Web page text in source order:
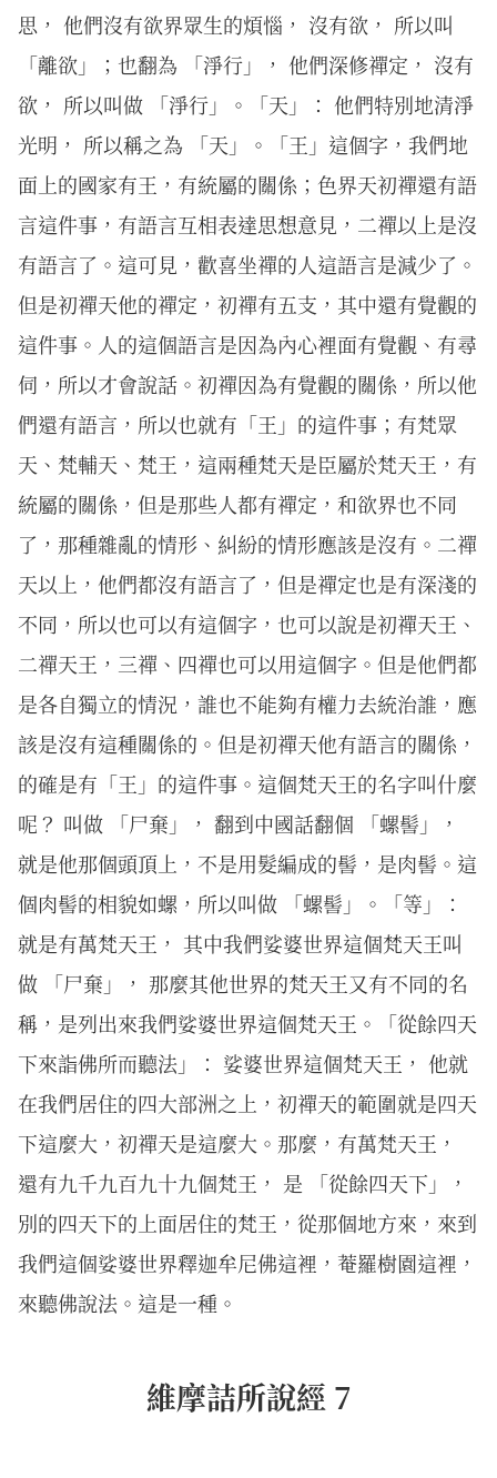
思， 他們沒有欲界眾生的煩惱， 沒有欲， 所以叫
「離欲」；也翻為 「淨行」， 他們深修禪定， 沒有
欲， 所以叫做 「淨行」。「天」： 他們特別地清淨
光明， 所以稱之為 「天」。「王」這個字，我們地
面上的國家有王，有統屬的關係；色界天初禪還有語
言這件事，有語言互相表達思想意見，二禪以上是沒
有語言了。這可見，歡喜坐禪的人這語言是減少了。
但是初禪天他的禪定，初禪有五支，其中還有覺觀的
這件事。人的這個語言是因為內心裡面有覺觀、有尋
伺，所以才會說話。初禪因為有覺觀的關係，所以他
們還有語言，所以也就有「王」的這件事；有梵眾
天、梵輔天、梵王，這兩種梵天是臣屬於梵天王，有
統屬的關係，但是那些人都有禪定，和欲界也不同
了，那種雜亂的情形、糾紛的情形應該是沒有。二禪
天以上，他們都沒有語言了，但是禪定也是有深淺的
不同，所以也可以有這個字，也可以說是初禪天王、
二禪天王，三禪、四禪也可以用這個字。但是他們都
是各自獨立的情況，誰也不能夠有權力去統治誰，應
該是沒有這種關係的。但是初禪天他有語言的關係，
的確是有「王」的這件事。這個梵天王的名字叫什麼
呢？ 叫做 「尸棄」， 翻到中國話翻個 「螺髻」，
就是他那個頭頂上，不是用髮編成的髻，是肉髻。這
個肉髻的相貌如螺，所以叫做 「螺髻」。「等」：
就是有萬梵天王， 其中我們娑婆世界這個梵天王叫
做 「尸棄」， 那麼其他世界的梵天王又有不同的名
稱，是列出來我們娑婆世界這個梵天王。「從餘四天
下來詣佛所而聽法」： 娑婆世界這個梵天王， 他就
在我們居住的四大部洲之上，初禪天的範圍就是四天
下這麼大，初禪天是這麼大。那麼，有萬梵天王，
還有九千九百九十九個梵王， 是 「從餘四天下」，
別的四天下的上面居住的梵王，從那個地方來，來到
我們這個娑婆世界釋迦牟尼佛這裡，菴羅樹園這裡，
來聽佛說法。這是一種。
維摩詰所說經 7